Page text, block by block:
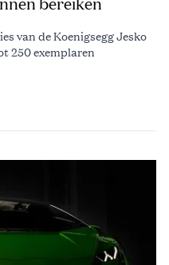
van de Koenigsegg Jesko
250 exemplaren